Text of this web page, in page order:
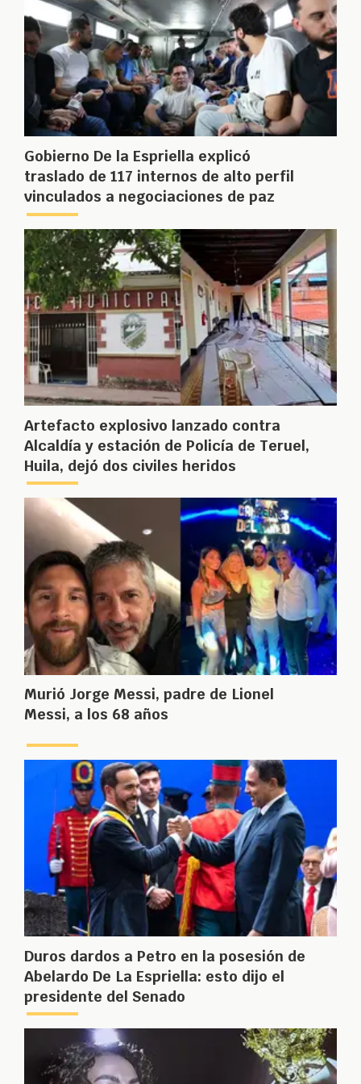
Gobierno De la Espriella explicó
traslado de 117 internos de alto perfil
vinculados a negociaciones de paz
Artefacto explosivo lanzado contra
Alcaldía y estación de Policía de Teruel,
Huila, dejó dos civiles heridos
Murió Jorge Messi, padre de Lionel
Messi, a los 68 años
Duros dardos a Petro en la posesión de
Abelardo De La Espriella: esto dijo el
presidente del Senado